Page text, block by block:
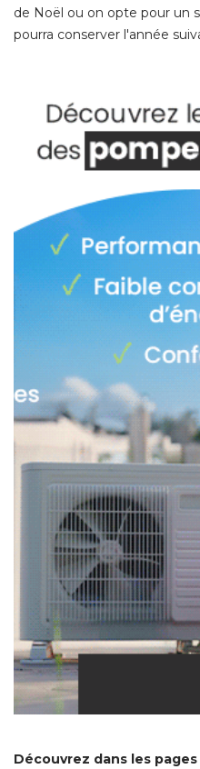
de Noël ou on opte pour un
pourra conserver l'année
Découvrez dans les